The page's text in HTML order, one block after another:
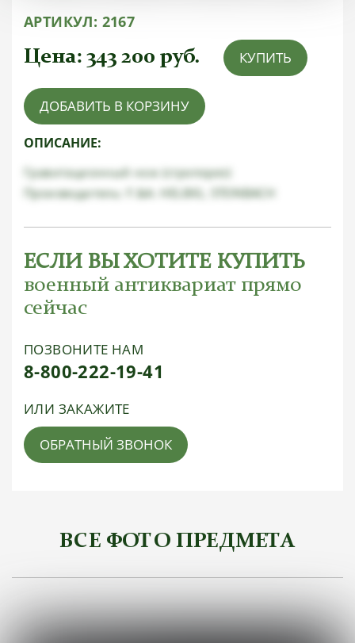
АРТИКУЛ: 2167
Цена: 343 200 руб. КУПИТЬ
ДОБАВИТЬ В КОРЗИНУ
ОПИСАНИЕ:
Гравитационный нож (стропорез)
Производитель: F.&A. HELBIG, STEINBACH
ЕСЛИ ВЫ ХОТИТЕ КУПИТЬ
военный антиквариат прямо
сейчас
ПОЗВОНИТЕ НАМ
8-800-222-19-41
ИЛИ ЗАКАЖИТЕ
ОБРАТНЫЙ ЗВОНОК
ВСЕ ФОТО ПРЕДМЕТА